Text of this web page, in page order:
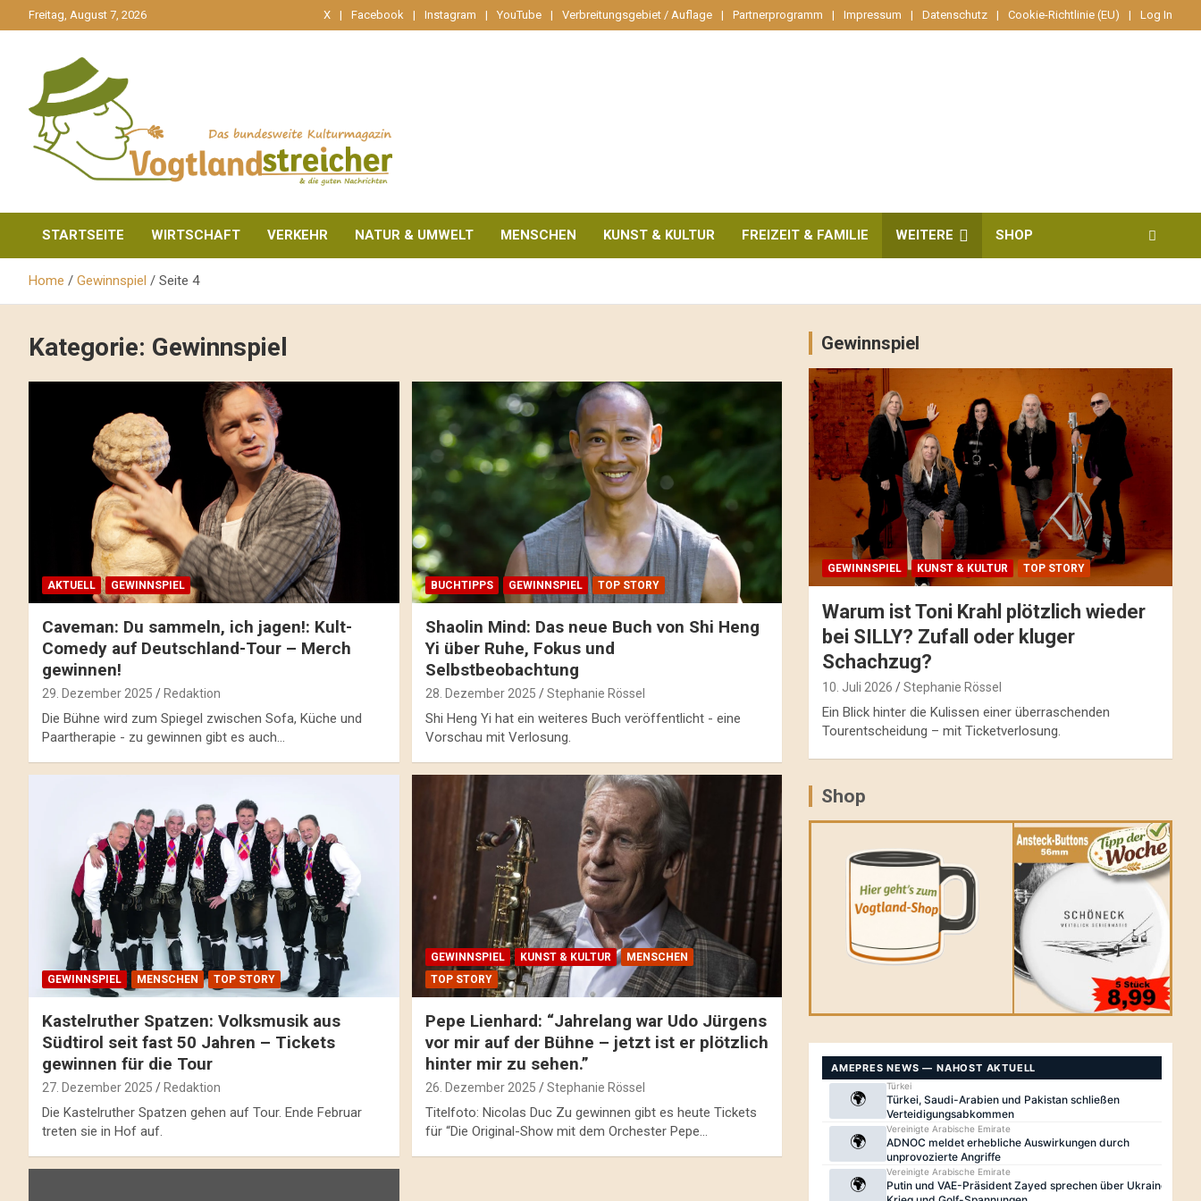
zum
Freitag, August 7, 2026 X Facebook Instagram YouTube Verbreitungsgebiet / Auflage Partnerprogramm Impressum Datenschutz Cookie-Richtlinie (EU) Log In
Vogtlandstreicher
STARTSEITE WIRTSCHAFT VERKEHR NATUR & UMWELT MENSCHEN KUNST & KULTUR FREIZEIT & FAMILIE WEITERE SHOP
Home Gewinnspiel Seite 4
Kategorie: Gewinnspiel
AKTUELL GEWINNSPIEL
Caveman: Du sammeln, ich jagen!: Kult-
Comedy auf Deutschland-Tour – Merch
gewinnen!
29. Dezember 2025 Redaktion
Die Bühne wird zum Spiegel zwischen Sofa, Küche und
Paartherapie - zu gewinnen gibt es auch…
BUCHTIPPS GEWINNSPIEL TOP STORY
Shaolin Mind: Das neue Buch von Shi Heng
Yi über Ruhe, Fokus und
Selbstbeobachtung
28. Dezember 2025 Stephanie Rössel
Shi Heng Yi hat ein weiteres Buch veröffentlicht - eine
Vorschau mit Verlosung.
GEWINNSPIEL MENSCHEN TOP STORY
Kastelruther Spatzen: Volksmusik aus
Südtirol seit fast 50 Jahren – Tickets
gewinnen für die Tour
27. Dezember 2025 Redaktion
Die Kastelruther Spatzen gehen auf Tour. Ende Februar
treten sie in Hof auf.
GEWINNSPIEL KUNST & KULTUR
MENSCHEN
TOP STORY
Pepe Lienhard: “Jahrelang war Udo Jürgens
vor mir auf der Bühne – jetzt ist er plötzlich
hinter mir zu sehen.”
26. Dezember 2025 Stephanie Rössel
Titelfoto: Nicolas Duc Zu gewinnen gibt es heute Tickets
für “Die Original-Show mit dem Orchester Pepe…
Gewinnspiel
GEWINNSPIEL KUNST & KULTUR TOP STORY
Warum ist Toni Krahl plötzlich wieder
bei SILLY? Zufall oder kluger
Schachzug?
10. Juli 2026 Stephanie Rössel
Ein Blick hinter die Kulissen einer überraschenden
Tourentscheidung – mit Ticketverlosung.
Shop